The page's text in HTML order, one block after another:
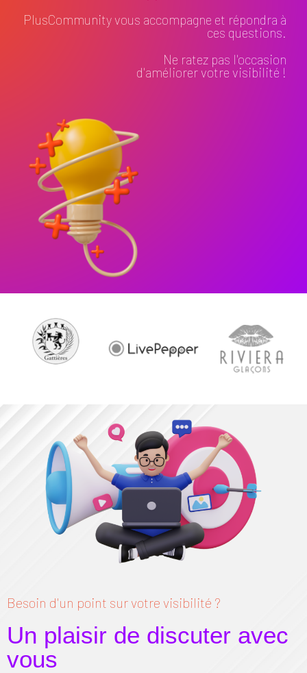
PlusCommunity vous accompagne et répondra à
ces questions.
Ne ratez pas l'occasion
d'améliorer votre visibilité !
Besoin d'un point sur votre visibilité ?
Un plaisir de discuter avec
vous